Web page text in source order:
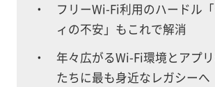
フリーWi-Fi利用のハードル
ィの不安」もこれで解消
年々広がるWi-Fi環境とアプ
たちに最も身近なレガシーへ